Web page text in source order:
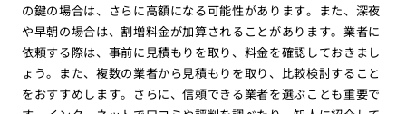
の鍵の場合は、さらに高額になる可能性があります。また、深夜
や早朝の場合は、割増料金が加算されることがあります。業者に
依頼する際は、事前に見積もりを取り、料金を確認しておきまし
ょう。また、複数の業者から見積もりを取り、比較検討すること
をおすすめします。さらに、信頼できる業者を選ぶことも重要で